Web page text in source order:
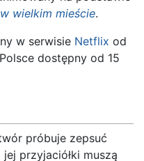
wielkim mieście.
w serwisie Netflix od
dostępny od 15
próbuje zepsuć
przyjaciółki muszą